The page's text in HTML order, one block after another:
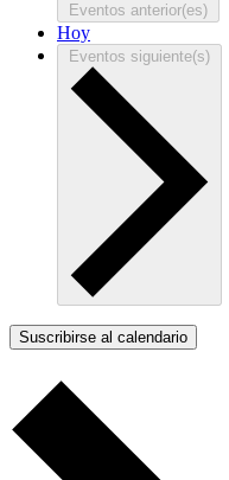
Eventos anterior(es)
Hoy
Eventos siguiente(s)
Suscribirse al calendario